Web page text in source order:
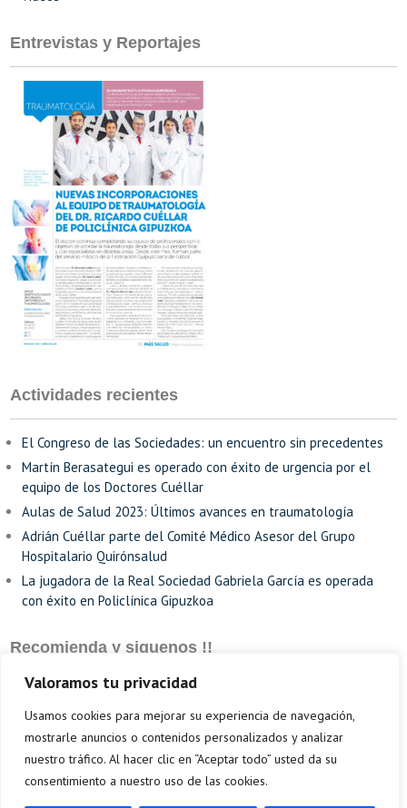
Valoramos tu privacidad
Usamos cookies para mejorar su experiencia de navegación,
mostrarle anuncios o contenidos personalizados y analizar
nuestro tráfico. Al hacer clic en “Aceptar todo” usted da su
consentimiento a nuestro uso de las cookies.
Entrevistas y Reportajes
Actividades recientes
El Congreso de las Sociedades: un encuentro sin precedentes
Martín Berasategui es operado con éxito de urgencia por el
equipo de los Doctores Cuéllar
Aulas de Salud 2023: Últimos avances en traumatología
Adrián Cuéllar parte del Comité Médico Asesor del Grupo
Hospitalario Quirónsalud
La jugadora de la Real Sociedad Gabriela García es operada
con éxito en Policlínica Gipuzkoa
Recomienda y siguenos !!